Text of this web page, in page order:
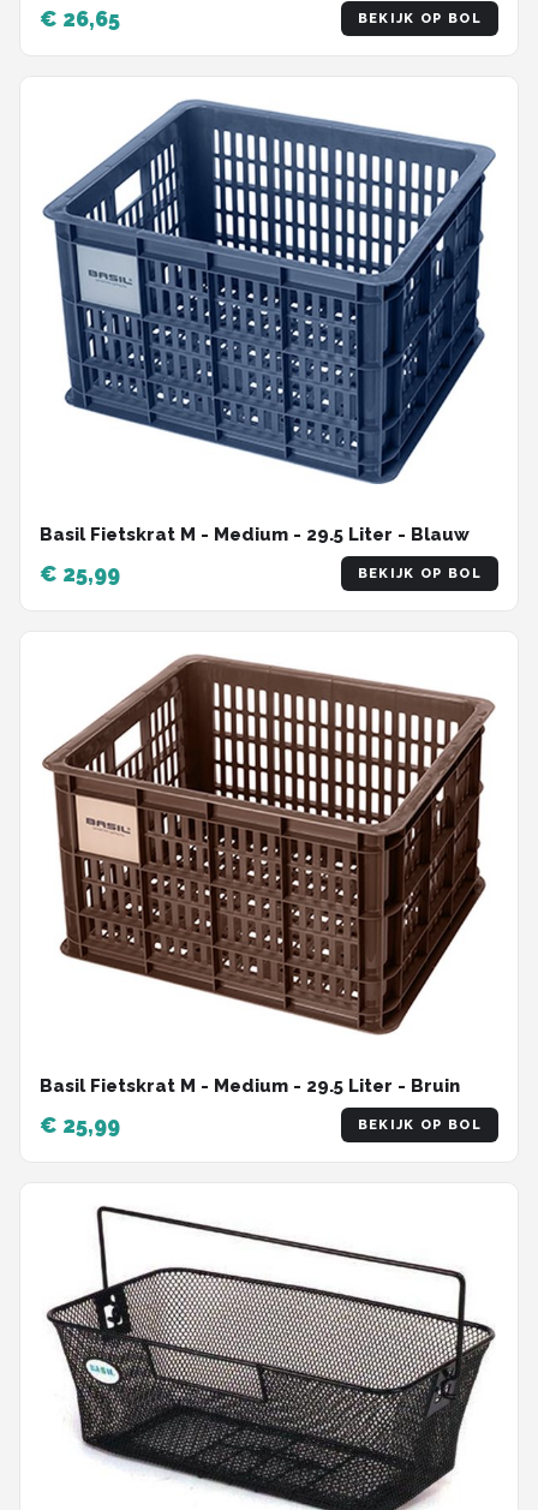
€ 26,65 BEKIJK OP BOL
Basil Fietskrat M - Medium - 29.5 Liter - Blauw
€ 25,99 BEKIJK OP BOL
Basil Fietskrat M - Medium - 29.5 Liter - Bruin
€ 25,99 BEKIJK OP BOL